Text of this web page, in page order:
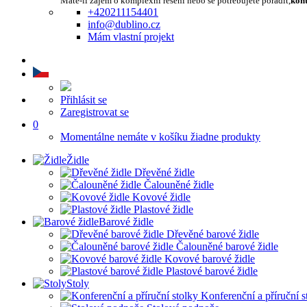
+420211154401
info@dublino.cz
Mám vlastní projekt
Přihlásit se
Zaregistrovat se
0
Momentálne nemáte v košíku žiadne produkty
Židle
Dřevěné židle
Čalouněné židle
Kovové židle
Plastové židle
Barové židle
Dřevěné barové židle
Čalouněné barové židle
Kovové barové židle
Plastové barové židle
Stoly
Konferenční a příruční